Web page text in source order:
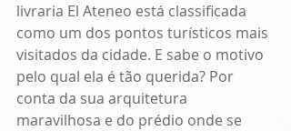
livraria El Ateneo está classificada
como um dos pontos turísticos mais
visitados da cidade. E sabe o motivo
pelo qual ela é tão querida? Por
conta da sua arquitetura
maravilhosa e do prédio onde se